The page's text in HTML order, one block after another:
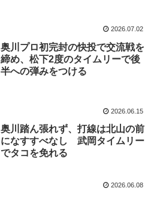
2026.07.02
奥川プロ初完封の快投で交流戦を
締め、松下2度のタイムリーで後
半への弾みをつける
2026.06.15
奥川踏ん張れず、打線は北山の前
になすすべなし 武岡タイムリー
でタコを免れる
2026.06.08